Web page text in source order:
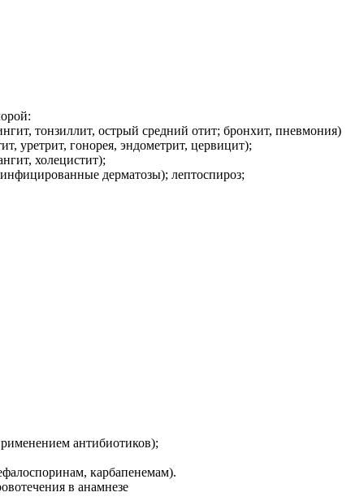
тонзиллит, острый средний отит; бронхит, пневмония)
уретрит, гонорея, эндометрит, цервицит);
холецистит);
дерматозы); лептоспироз;
антибиотиков);
карбапенемам).
в анамнезе